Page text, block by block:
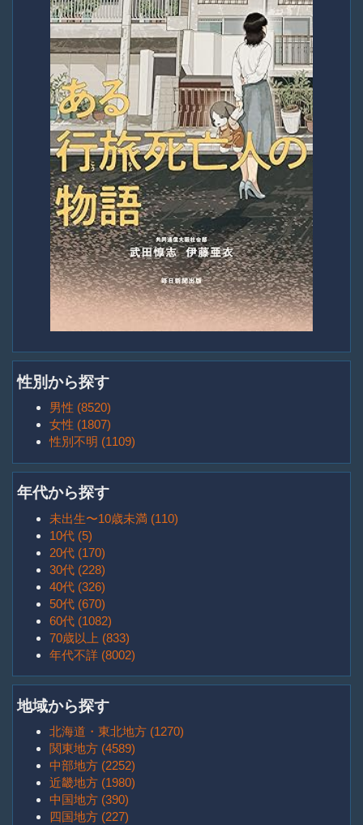
性別から探す
男性 (8520)
女性 (1807)
性別不明 (1109)
年代から探す
未出生〜10歳未満 (110)
10代 (5)
20代 (170)
30代 (228)
40代 (326)
50代 (670)
60代 (1082)
70歳以上 (833)
年代不詳 (8002)
地域から探す
北海道・東北地方 (1270)
関東地方 (4589)
中部地方 (2252)
近畿地方 (1980)
中国地方 (390)
四国地方 (227)